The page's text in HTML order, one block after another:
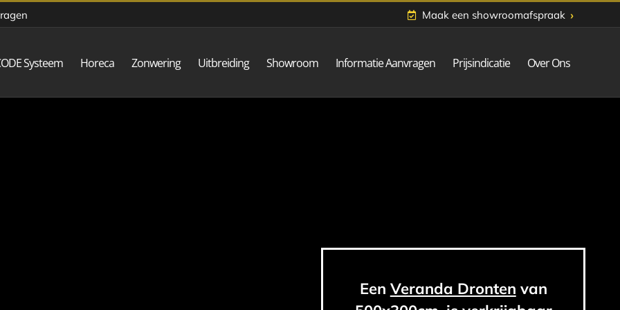
Maak een showroomafspraak ›
Systeem Horeca Zonwering Uitbreiding Showroom Informatie Aanvragen Prijsindicatie Over Ons
Een Veranda Dronten van